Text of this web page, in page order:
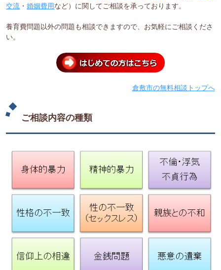
交流 ・婚姻費用など）に関してご相談を承っております。
養育費問題以外の問題も相談できますので、お気軽にご相談くださ
い。
倉敷市の無料相談トップへ
ご相談内容の種類